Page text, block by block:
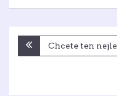
Navigace
pro
Chcete ten